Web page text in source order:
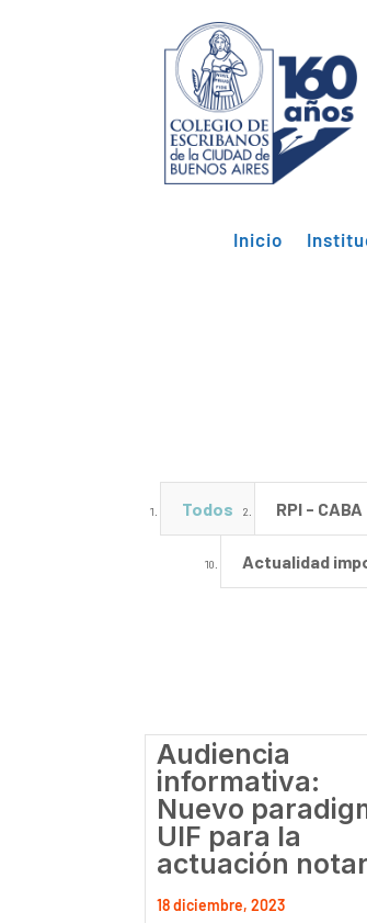
Inicio
Todos RPI - CABA
Actualidad
Audiencia
informativa:
Nuevo
UIF para la
actuación
18 diciembre, 2023